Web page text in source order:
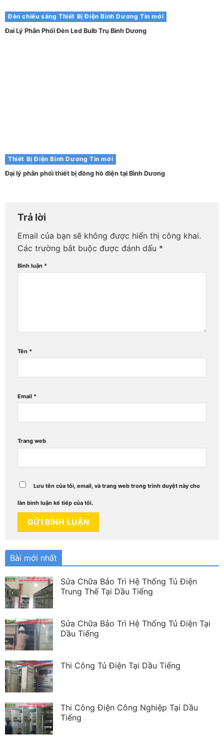
Đèn chiếu sáng Thiết Bị Điện Bình Dương Tin mới
Đai Lý Phân Phối Đèn Led Bulb Trụ Bình Dương
Thiết Bị Điện Bình Dương Tin mới
Đại lý phân phối thiết bị đồng hồ điện tại Bình Dương
Trả lời
Email của bạn sẽ không được hiển thị công khai.
Các trường bắt buộc được đánh dấu *
Bình luận *
Tên *
Email *
Trang web
Lưu tên của tôi, email, và trang web trong trình duyệt này cho
lần bình luận kế tiếp của tôi.
Bài mới nhất
Sửa Chữa Bảo Trì Hệ Thống Tủ Điện
Trung Thế Tại Dầu Tiếng
Sửa Chữa Bảo Trì Hệ Thống Tủ Điện Tại
Dầu Tiếng
Thi Công Tủ Điện Tại Dầu Tiếng
Thi Công Điện Công Nghiệp Tại Dầu
Tiếng